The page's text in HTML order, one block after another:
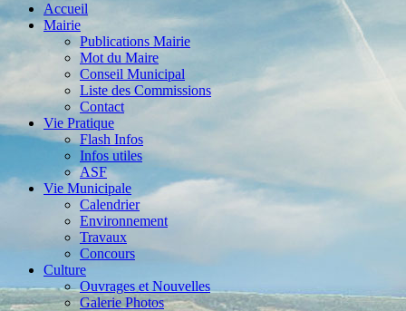
Accueil
Mairie
Publications Mairie
Mot du Maire
Conseil Municipal
Liste des Commissions
Contact
Vie Pratique
Flash Infos
Infos utiles
ASF
Vie Municipale
Calendrier
Environnement
Travaux
Concours
Culture
Ouvrages et Nouvelles
Galerie Photos